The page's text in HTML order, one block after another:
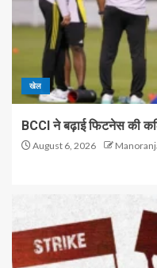
खेल
BCCI ने बढ़ाई फिटनेस की
August 6, 2026